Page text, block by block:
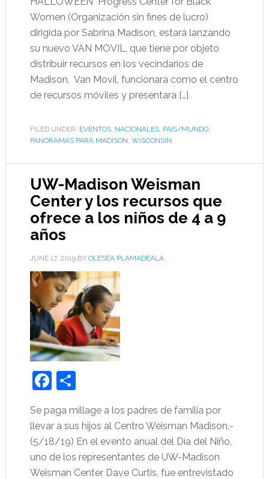
Women (Organización sin fines de lucro)
dirigida por Sabrina Madison, estará lanzando
su nuevo VAN MOVIL, que tiene por objeto
distribuir recursos en los vecindarios de
Madison. Van Movil, funcionara como el centro
de recursos móviles y presentara […]
FILED UNDER: EVENTOS, NACIONALES, PAÍS/MUNDO,
PANORAMAS PARA MADISON, WISCONSIN
UW-Madison Weisman
Center y los recursos que
ofrece a los niños de 4 a 9
años
JUNE 17, 2019BY OLESEA PLAMADEALA
Facebook
Share
Se paga millage a los padres de familia por
llevar a sus hijos al Centro Weisman Madison.-
(5/18/19) En el evento anual del Día del Niño,
uno de los representantes de UW-Madison
Weisman Center Dave Curtis, fue entrevistado